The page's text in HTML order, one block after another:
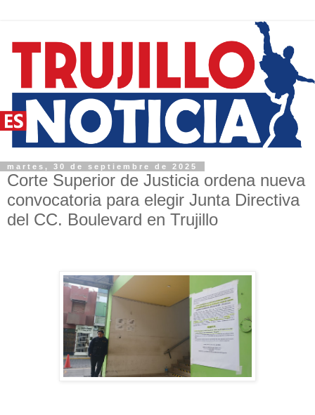
martes, 30 de septiembre de 2025
Corte Superior de Justicia ordena nueva
convocatoria para elegir Junta Directiva
del CC. Boulevard en Trujillo